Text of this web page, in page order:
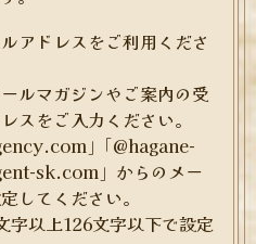
アドレスをご利用くださ
ルマガジンやご案内の受
スをご入力ください。
」｢@hagane-
sk.com」からのメー
してください。
以上126文字以下で設定